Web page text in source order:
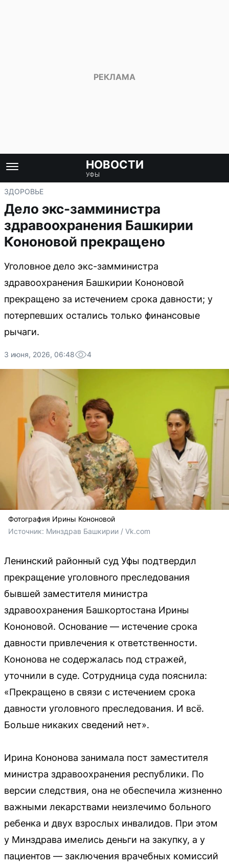
НОВОСТИ
УФЫ
ЗДОРОВЬЕ
Дело экс-замминистра
здравоохранения Башкирии
Кононовой прекращено
Уголовное дело экс-замминистра
здравоохранения Башкирии Кононовой
прекращено за истечением срока давности; у
потерпевших остались только финансовые
рычаги.
3 июня, 2026, 06:48 4
Фотография Ирины Кононовой
Источник: Минздрав Башкирии / Vk.com
Ленинский районный суд Уфы подтвердил
прекращение уголовного преследования
бывшей заместителя министра
здравоохранения Башкортостана Ирины
Кононовой. Основание — истечение срока
давности привлечения к ответственности.
Кононова не содержалась под стражей,
уточнили в суде. Сотрудница суда пояснила:
«Прекращено в связи с истечением срока
давности уголовного преследования. И всё.
Больше никаких сведений нет».
Ирина Кононова занимала пост заместителя
министра здравоохранения республики. По
версии следствия, она не обеспечила жизненно
важными лекарствами неизлечимо больного
ребенка и двух взрослых инвалидов. При этом
у Минздрава имелись деньги на закупку, а у
пациентов — заключения врачебных комиссий